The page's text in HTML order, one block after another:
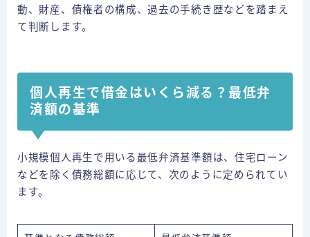
動、財産、債権者の構成、過去の手続き歴などを踏まえ
て判断します。
個人再生で借金はいくら減る？最低弁
済額の基準
小規模個人再生で用いる最低弁済基準額は、住宅ローン
などを除く債務総額に応じて、次のように定められてい
ます。